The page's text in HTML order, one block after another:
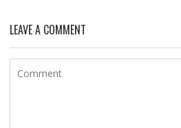
ц
и
я
LEAVE A COMMENT